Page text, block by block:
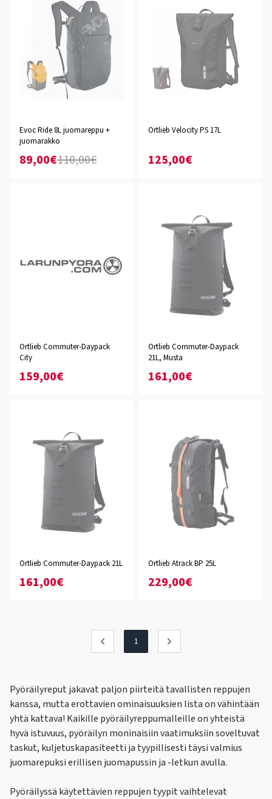
Evoc Ride 8L juomareppu +
juomarakko
89,00€110,00€
Ortlieb Velocity PS 17L
125,00€
Ortlieb Commuter-Daypack
City
159,00€
Ortlieb Commuter-Daypack
21L, Musta
161,00€
Ortlieb Commuter-Daypack 21L
161,00€
Ortlieb Atrack BP 25L
229,00€
1
Pyöräilyreput jakavat paljon piirteitä tavallisten reppujen
kanssa, mutta erottavien ominaisuuksien lista on vähintään
yhtä kattava! Kaikille pyöräilyreppumalleille on yhteistä
hyvä istuvuus, pyöräilyn moninaisiin vaatimuksiin soveltuvat
taskut, kuljetuskapasiteetti ja tyypillisesti täysi valmius
juomarepuksi erillisen juomapussin ja -letkun avulla.
Pyöräilyssä käytettävien reppujen tyypit vaihtelevat